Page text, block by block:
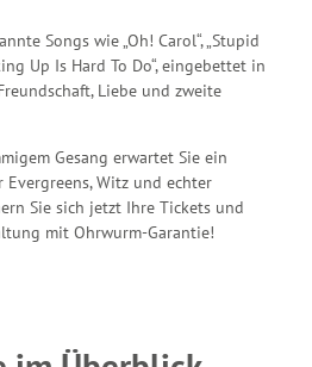
Songs wie „Oh! Carol“, „Stupid
Up Is Hard To Do“, eingebettet in
Liebe und zweite
Gesang erwartet Sie ein
Witz und echter
Sie sich jetzt Ihre Tickets und
mit Ohrwurm-Garantie!